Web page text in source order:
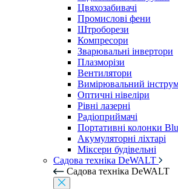
Цвяхозабивачі
Промислові фени
Штроборези
Компресори
Зварювальні інвертори
Плазморізи
Вентилятори
Вимірювальний
Оптичні нівеліри
Рівні лазерні
Радіоприймачі
Портативні колонки
Акумуляторні ліхтарі
Міксери будівельні
Садова техніка DeWALT
Садова техніка DeWALT